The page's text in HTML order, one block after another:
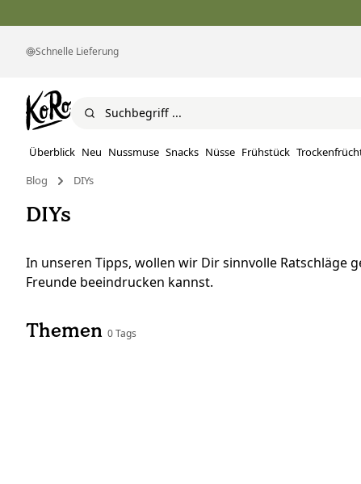
Schnelle Lieferung
Überblick Neu Nussmuse Snacks Nüsse Frühstück
Blog
DIYs
DIYs
In unseren Tipps, wollen wir Dir sinnvolle Ratschläge
Freunde beeindrucken kannst.
Themen 0 Tags